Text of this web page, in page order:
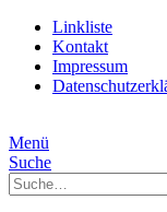
Linkliste
Kontakt
Impressum
Menü
Suche
Suche